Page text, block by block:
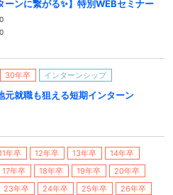
ーンに繋がる✨】特別WEBセミナー
30年卒 インターンシップ
元就職も狙える短期インターン
年卒 12年卒 13年卒
14年卒
17年卒 18年卒 19年卒
20年卒
23年卒 24年卒 25年卒
26年卒